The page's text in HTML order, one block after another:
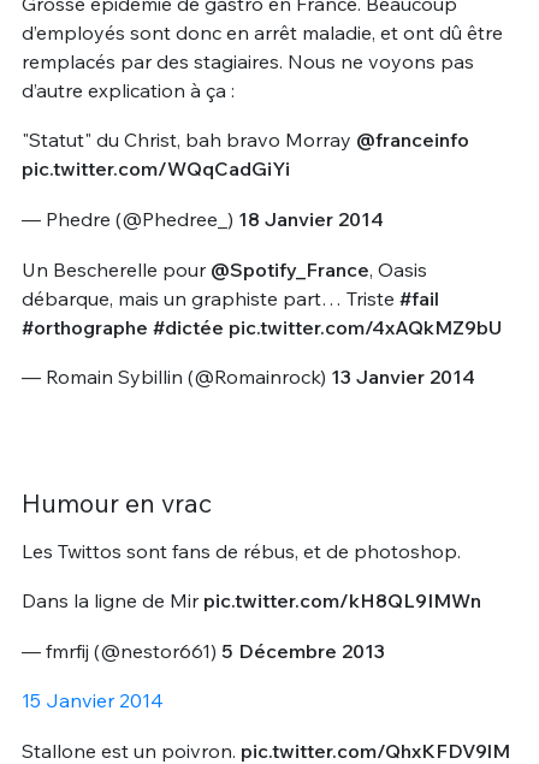
d’employés sont donc en arrêt maladie, et ont dû être
remplacés par des stagiaires. Nous ne voyons pas
d’autre explication à ça :
"Statut" du Christ, bah bravo Morray @franceinfo
pic.twitter.com/WQqCadGiYi
— Phedre (@Phedree_) 18 Janvier 2014
Un Bescherelle pour @Spotify_France, Oasis
débarque, mais un graphiste part… Triste #fail
#orthographe #dictée pic.twitter.com/4xAQkMZ9bU
— Romain Sybillin (@Romainrock) 13 Janvier 2014
Humour en vrac
Les Twittos sont fans de rébus, et de photoshop.
Dans la ligne de Mir pic.twitter.com/kH8QL9IMWn
— fmrfij (@nestor661) 5 Décembre 2013
15 Janvier 2014
Stallone est un poivron. pic.twitter.com/QhxKFDV9lM